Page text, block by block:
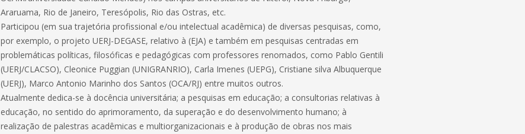
Araruama, Rio de Janeiro, Teresópolis, Rio das Ostras, etc.
Participou (em sua trajetória profissional e/ou intelectual acadêmica) de diversas pesquisas, como,
por exemplo, o projeto UERJ-DEGASE, relativo à (EJA) e também em pesquisas centradas em
problemáticas políticas, filosóficas e pedagógicas com professores renomados, como Pablo Gentili
(UERJ/CLACSO), Cleonice Puggian (UNIGRANRIO), Carla Imenes (UEPG), Cristiane silva Albuquerque
(UERJ), Marco Antonio Marinho dos Santos (OCA/RJ) entre muitos outros.
Atualmente dedica-se à docência universitária; a pesquisas em educação; a consultorias relativas à
educação, no sentido do aprimoramento, da superação e do desenvolvimento humano; à
realização de palestras acadêmicas e multiorganizacionais e à produção de obras nos mais